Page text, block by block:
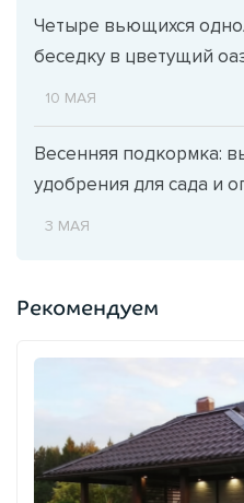
Четыре вьющихся
беседку в цветущий
10 МАЯ
Весенняя подкормка:
удобрения для сада и
3 МАЯ
Рекомендуем